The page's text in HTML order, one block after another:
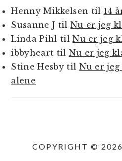
Henny Mikkelsen til 14
Susanne J til Nu er jeg
Linda Pihl tilNu er jeg
ibbyheart til Nu er jeg
Stine Hesbytil Nu er
alene
COPYRIGHT ©